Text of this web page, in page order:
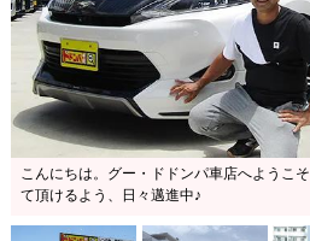
こんにちは。グー・ドドンパ車店へようこ
て頂けるよう、日々邁進中♪